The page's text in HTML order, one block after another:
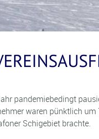
pandemiebedingt
waren pünktlich
Schigebiet brachte.